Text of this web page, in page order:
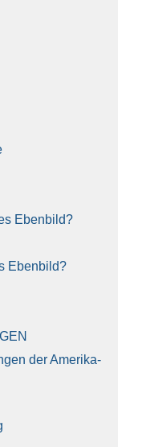
Eben­bild?
Eben­bild?
der Ame­ri­ka­